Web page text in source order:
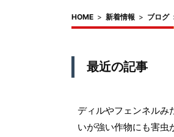
HOME > 新着情報 > ブログ
最近の記事
ディルやフェンネルみ
いが強い作物にも害虫